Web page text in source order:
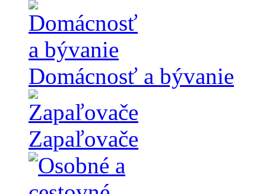
Domácnosť a bývanie
Zapaľovače